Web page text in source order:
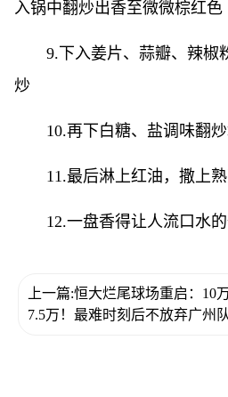
入锅中翻炒出香至微微棕红色
9.下入姜片、蒜瓣、辣椒
炒
10.再下白糖、盐调味翻
11.最后淋上红油，撒上熟
12.一盘香得让人流口水
上一篇:恒大烂尾球场重启：10
7.5万！最难时刻后不放弃广州队